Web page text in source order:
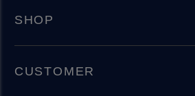
SHOP
CUSTOMER